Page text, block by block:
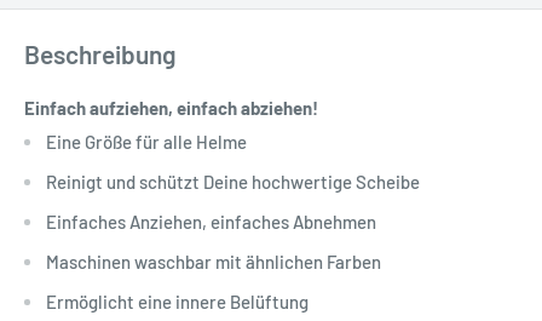
Beschreibung
Einfach aufziehen, einfach abziehen!
Eine Größe für alle Helme
Reinigt und schützt Deine hochwertige Scheibe
Einfaches Anziehen, einfaches Abnehmen
Maschinen waschbar mit ähnlichen Farben
Ermöglicht eine innere Belüftung